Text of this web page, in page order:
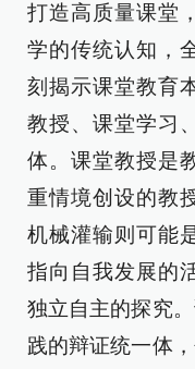
打造高质量课堂
学的传统认知，
刻揭示课堂教育
教授、课堂学习
体。课堂教授是
重情境创设的教
机械灌输则可能
指向自我发展的
独立自主的探究
践的辩证统一体